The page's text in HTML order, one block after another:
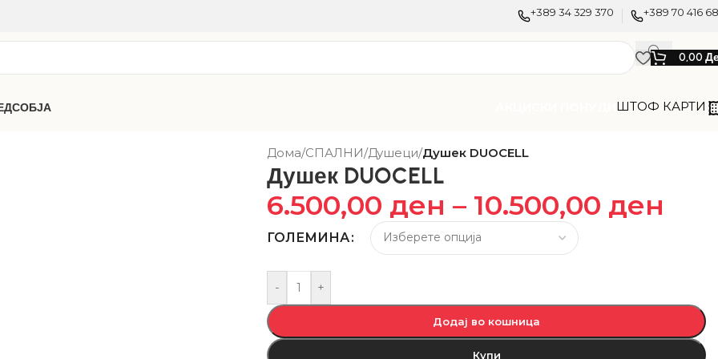
+389 34 329 370 +389 70 416
0,00
ШТОФ КАРТИ
Дома/СПАЛНИ/Душеци/Душек DUOCELL
Душек DUOCELL
6.500,00 ден – 10.500,00 ден
ГОЛЕМИНА
- +
Додај во кошница
Купи